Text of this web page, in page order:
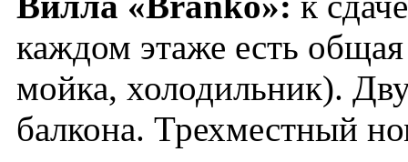
каждом этаже есть
мойка, холодильник).
балкона. Трехместный